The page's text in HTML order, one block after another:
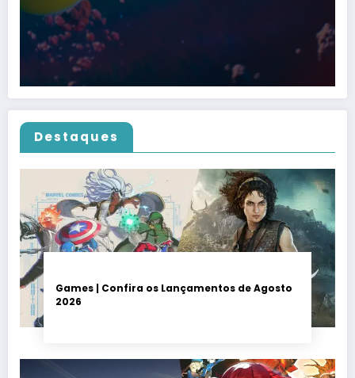
Destaques
Games | Confira os Lançamentos de Agosto
2026